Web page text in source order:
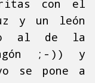
con el
y un león
al de la
;-)) y
se pone a